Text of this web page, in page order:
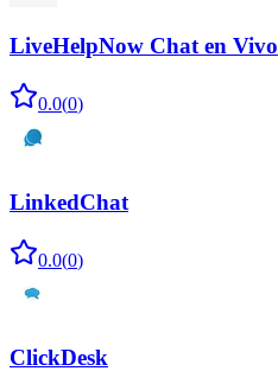
LiveHelpNow Chat en Vivo
0.0(0)
LinkedChat
0.0(0)
ClickDesk